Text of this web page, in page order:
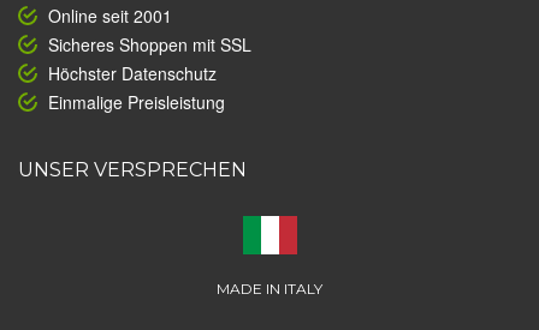
Online seit 2001
Sicheres Shoppen mit SSL
Höchster Datenschutz
Einmalige Preisleistung
UNSER VERSPRECHEN
MADE IN ITALY